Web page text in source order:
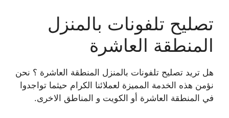
تصليح تلفونات بالمنزل
المنطقة العاشرة
هل تريد تصليح تلفونات بالمنزل المنطقة العاشرة ؟ نحن
نؤمن هذه الخدمة المميزة لعملائنا الكرام حيثما تواجدوا
في المنطقة العاشرة أو الكويت و المناطق الاخرى.